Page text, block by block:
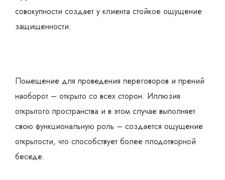
совокупности создает у клиента стойкое ощущение
защищенности.
Помещение для проведения переговоров и прений
наоборот – открыто со всех сторон. Иллюзия
открытого пространства и в этом случае выполняет
свою функциональную роль – создается ощущение
открытости, что способствует более плодотворной
беседе.